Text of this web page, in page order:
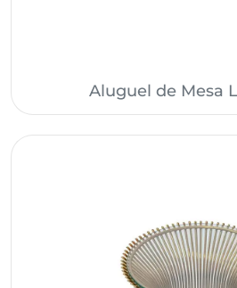
Aluguel de Mesa